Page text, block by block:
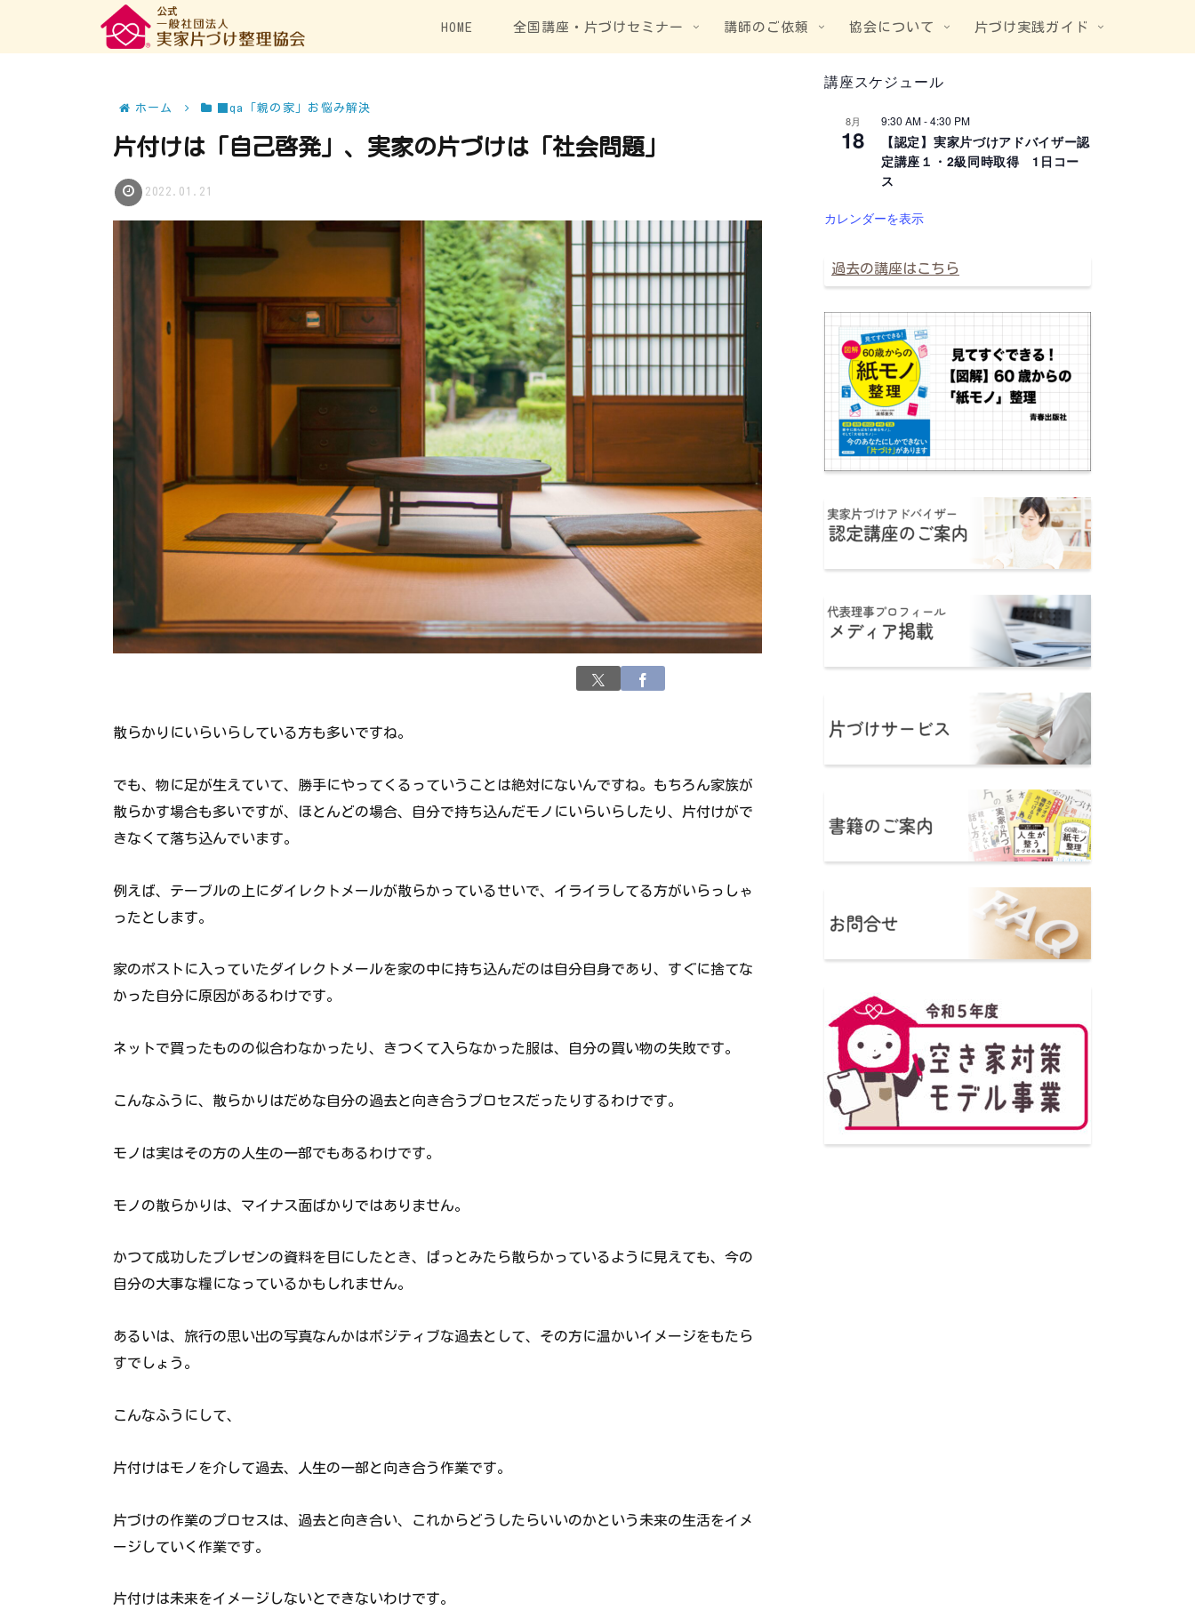
HOME 全国講座・片づけセミナー 講師のご依頼 協会について 片づけ実践ガイド
ホーム ■qa「親の家」お悩み解決
片付けは「自己啓発」、実家の片づけは「社会問題」
2022.01.21
散らかりにいらいらしている方も多いですね。
でも、物に足が生えていて、勝手にやってくるっていうことは絶対にないんですね。もちろん家族が
散らかす場合も多いですが、ほとんどの場合、自分で持ち込んだモノにいらいらしたり、片付けがで
きなくて落ち込んでいます。
例えば、テーブルの上にダイレクトメールが散らかっているせいで、イライラしてる方がいらっしゃ
ったとします。
家のポストに入っていたダイレクトメールを家の中に持ち込んだのは自分自身であり、すぐに捨てな
かった自分に原因があるわけです。
ネットで買ったものの似合わなかったり、きつくて入らなかった服は、自分の買い物の失敗です。
こんなふうに、散らかりはだめな自分の過去と向き合うプロセスだったりするわけです。
モノは実はその方の人生の一部でもあるわけです。
モノの散らかりは、マイナス面ばかりではありません。
かつて成功したプレゼンの資料を目にしたとき、ぱっとみたら散らかっているように見えても、今の
自分の大事な糧になっているかもしれません。
あるいは、旅行の思い出の写真なんかはポジティブな過去として、その方に温かいイメージをもたら
すでしょう。
こんなふうにして、
片付けはモノを介して過去、人生の一部と向き合う作業です。
片づけの作業のプロセスは、過去と向き合い、これからどうしたらいいのかという未来の生活をイメ
ージしていく作業です。
片付けは未来をイメージしないとできないわけです。
講座スケジュール
8月
18
9:30 AM-4:30 PM
【認定】実家片づけアドバイザー認
定講座１・2級同時取得 1日コー
ス
カレンダーを表示
過去の講座はこちら